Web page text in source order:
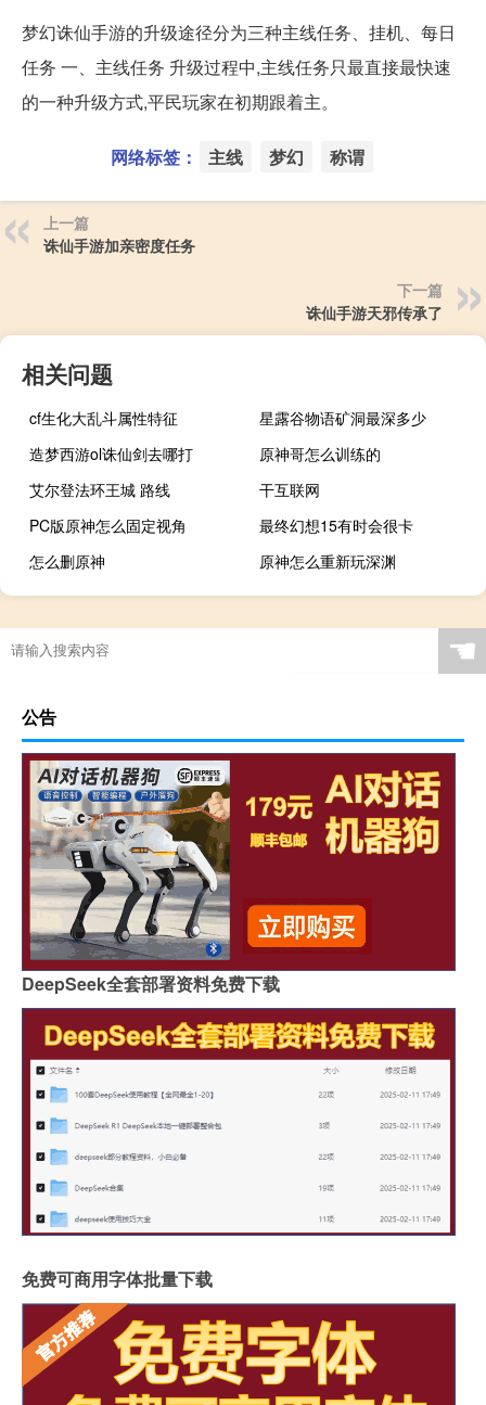
梦幻诛仙手游的升级途径分为三种主线任务、挂机、每日
任务 一、主线任务 升级过程中,主线任务只最直接最快速
的一种升级方式,平民玩家在初期跟着主。
网络标签： 主线 梦幻 称谓
上一篇
诛仙手游加亲密度任务
下一篇
诛仙手游天邪传承了
相关问题
cf生化大乱斗属性特征
星露谷物语矿洞最深多少
造梦西游ol诛仙剑去哪打
原神哥怎么训练的
艾尔登法环王城 路线
干互联网
PC版原神怎么固定视角
最终幻想15有时会很卡
怎么删原神
原神怎么重新玩深渊
☚
公告
DeepSeek全套部署资料免费下载
免费可商用字体批量下载